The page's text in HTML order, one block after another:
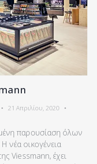
21 Απριλίου, 2020
παρουσίαση όλων
νέα οικογένεια
Viessmann, έχει